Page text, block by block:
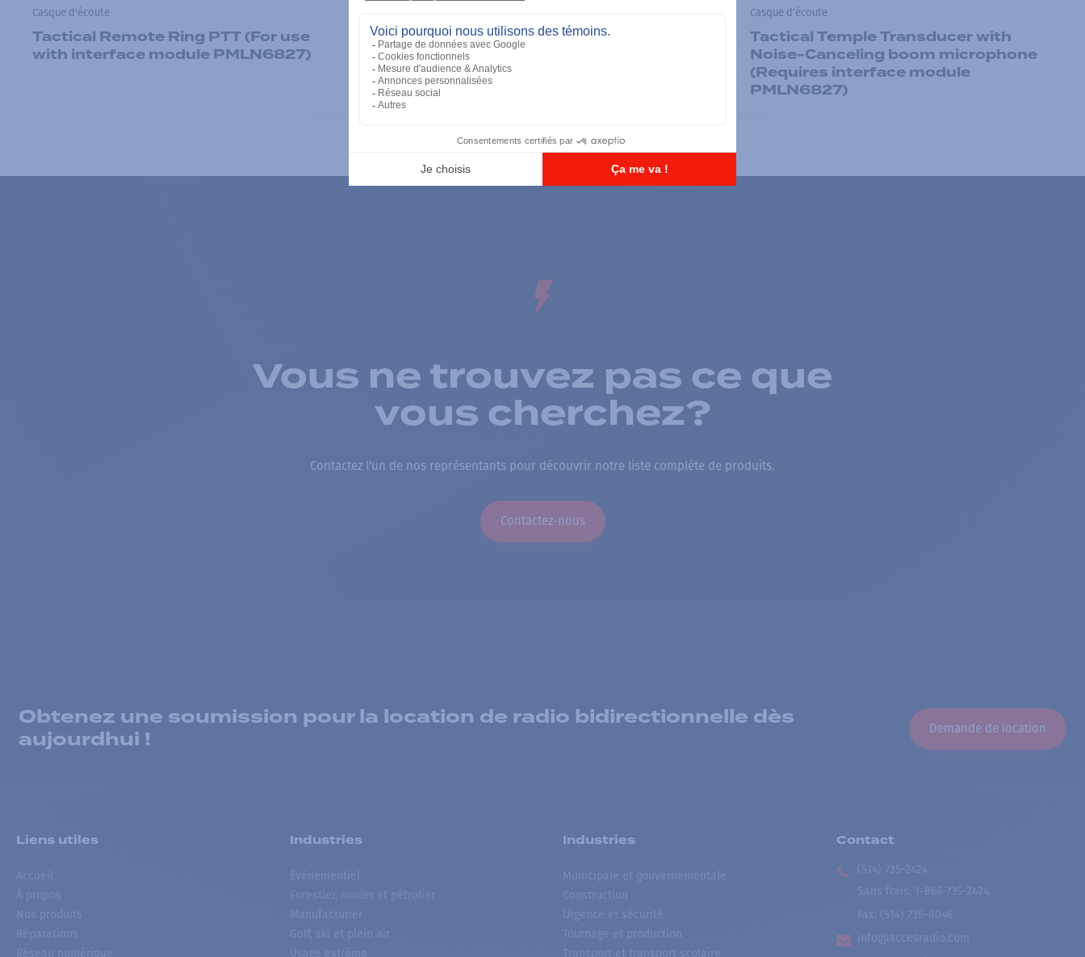
Casque d'écoute
Tactical Remote Ring PTT (For use
with interface module PMLN6827)
Tactical Remote Body PTT (For use
with interface module PMLN6827)
Casque d'écoute
Tactical Temple Transducer with
Noise-Canceling boom microphone
(Requires interface module
PMLN6827)
Vous ne trouvez pas ce que
vous cherchez?
Contactez l’un de nos représentants pour découvrir notre liste complète de produits.
Contactez-nous
Obtenez une soumission pour la location de radio bidirectionnelle dès
aujourdhui !
Demande de location
Liens utiles
Accueil
À propos
Nos produits
Réparations
Réseau numérique
Industries
Événementiel
Forestier, minier et pétrolier
Manufacturier
Golf, ski et plein air
Usage extrême
Industries
Municipale et gouvernementale
Construction
Urgence et sécurité
Tournage et production
Transport et transport scolaire
Contact
(514) 735-2424
Sans frais
1-866-735-2424
Fax: (514) 735-8046
info@accesradio.com